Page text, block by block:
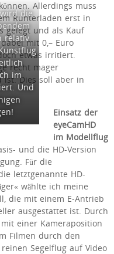
Allerdings muss
Runterladen erst in
gelegt und als Kauf
mit 0,– Euro
etwas irritiert.
recht mager
ist. Dies soll aber in
die
relativ
im
Und
Einsatz der
eyeCamHD
im Modellflug
und die HD-Version
Für die
letztgenannte HD-
wählte ich meine
die mit einem E-Antrieb
ausgestattet ist. Durch
einer Kameraposition
Filmen durch den
Segelflug auf Video